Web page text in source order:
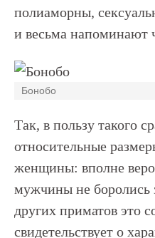
полиаморны,
и весьма напоминают
Бонобо
Так, в пользу такого
относительные
женщины: вполне
мужчины не
других приматов это
свидетельствует о